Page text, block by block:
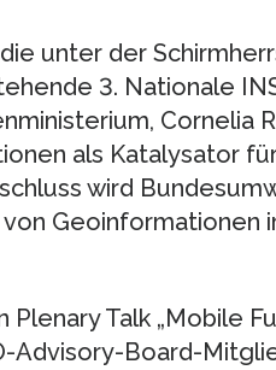
unter der
3. Nationale
Cornelia
als Katalysator
wird
Geoinformationen
Talk „Mobile
Advisory-Board-